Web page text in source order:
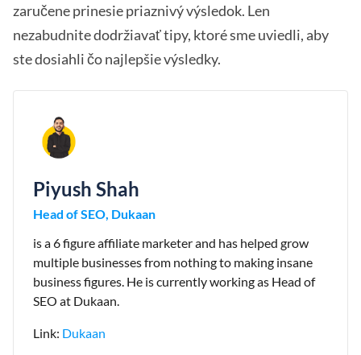
zaručene prinesie priaznivý výsledok. Len
nezabudnite dodržiavať tipy, ktoré sme uviedli, aby
ste dosiahli čo najlepšie výsledky.
Piyush Shah
Head of SEO, Dukaan
is a 6 figure affiliate marketer and has helped grow
multiple businesses from nothing to making insane
business figures. He is currently working as Head of
SEO at Dukaan.
Link: Dukaan